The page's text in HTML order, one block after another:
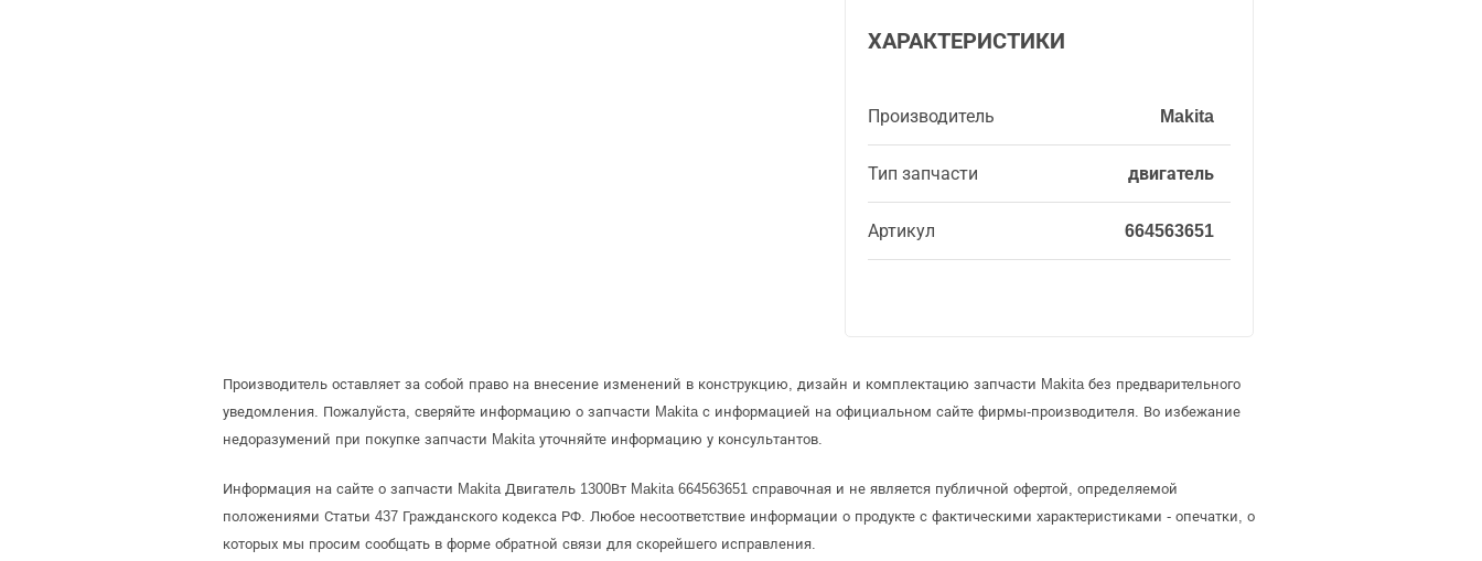
ХАРАКТЕРИСТИКИ
Производитель Makita
Тип запчасти двигатель
Артикул 664563651
Производитель оставляет за собой право на внесение изменений в конструкцию, дизайн и комплектацию запчасти Makita без предварительного
уведомления. Пожалуйста, сверяйте информацию о запчасти Makita с информацией на официальном сайте фирмы-производителя. Во избежание
недоразумений при покупке запчасти Makita уточняйте информацию у консультантов.
Информация на сайте о запчасти Makita Двигатель 1300Вт Makita 664563651 справочная и не является публичной офертой, определяемой
положениями Статьи 437 Гражданского кодекса РФ. Любое несоответствие информации о продукте с фактическими характеристиками - опечатки, о
которых мы просим сообщать в форме обратной связи для скорейшего исправления.